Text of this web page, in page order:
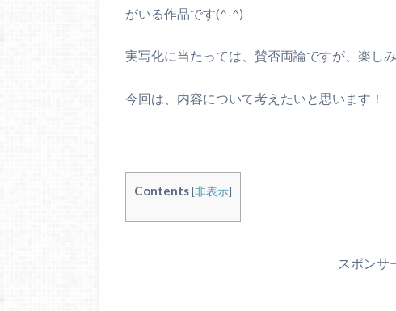
がいる作品です(^-^)
実写化に当たっては、賛否両論ですが、楽し
今回は、内容について考えたいと思います！
Contents[非表示]
スポンサ